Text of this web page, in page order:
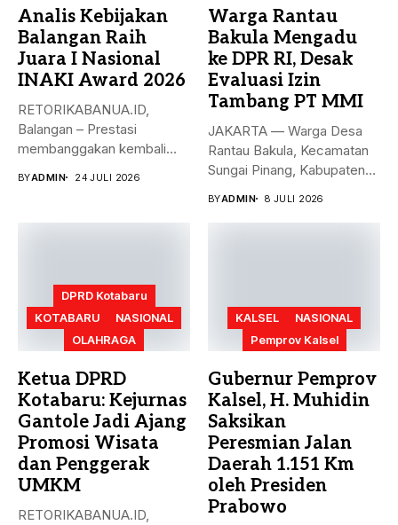
Analis Kebijakan
Balangan Raih
Juara I Nasional
INAKI Award 2026
RETORIKABANUA.ID,
Balangan – Prestasi
membanggakan kembali
Haryanto, Analis Kebijakan
BYADMIN 24 JULI 2026
Warga Rantau
Bakula Mengadu
ke DPR RI, Desak
Evaluasi Izin
Tambang PT MMI
JAKARTA — Warga Desa
Rantau Bakula, Kecamatan
Sungai Pinang, Kabupaten
BYADMIN 8 JULI 2026
DPRD Kotabaru
KOTABARU
NASIONAL
OLAHRAGA
Ketua DPRD
Kotabaru: Kejurnas
Gantole Jadi Ajang
Promosi Wisata
dan Penggerak
UMKM
RETORIKABANUA.ID,
KALSEL
NASIONAL
Pemprov Kalsel
Gubernur Pemprov
Kalsel, H. Muhidin
Saksikan
Peresmian Jalan
Daerah 1.151 Km
oleh Presiden
Prabowo